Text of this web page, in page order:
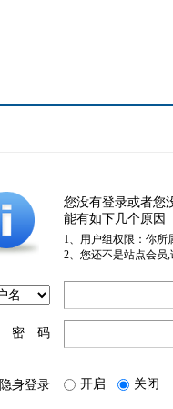
您没有登录或者您
能有如下几个原因
1、用户组权限：你所
2、您还不是站点会员
密 码
隐身登录 开启 关闭